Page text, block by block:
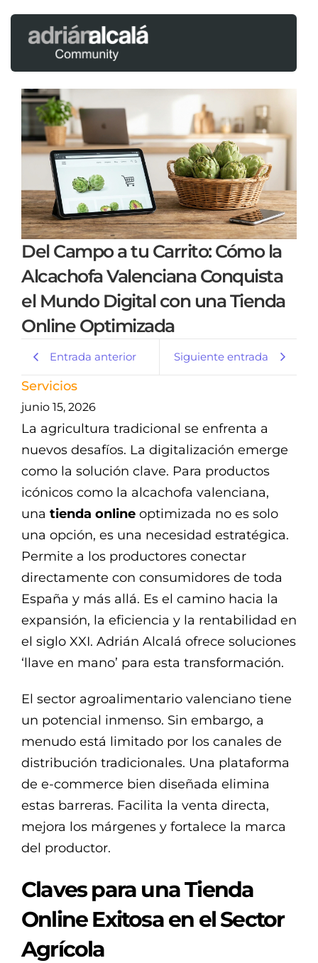
Del Campo a tu Carrito: Cómo la
Alcachofa Valenciana Conquista
el Mundo Digital con una Tienda
Online Optimizada
Entrada anterior Siguiente entrada
Servicios
junio 15, 2026
La agricultura tradicional se enfrenta a
nuevos desafíos. La digitalización emerge
como la solución clave. Para productos
icónicos como la alcachofa valenciana,
una tienda online optimizada no es solo
una opción, es una necesidad estratégica.
Permite a los productores conectar
directamente con consumidores de toda
España y más allá. Es el camino hacia la
expansión, la eficiencia y la rentabilidad en
el siglo XXI. Adrián Alcalá ofrece soluciones
‘llave en mano’ para esta transformación.
El sector agroalimentario valenciano tiene
un potencial inmenso. Sin embargo, a
menudo está limitado por los canales de
distribución tradicionales. Una plataforma
de e-commerce bien diseñada elimina
estas barreras. Facilita la venta directa,
mejora los márgenes y fortalece la marca
del productor.
Claves para una Tienda
Online Exitosa en el Sector
Agrícola